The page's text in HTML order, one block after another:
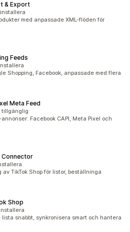
& Export
med anpassade XML-flöden för
Feeds
Shopping, Facebook, anpassade med flera
Meta Feed
tillgänglig
Facebook CAPI, Meta Pixel och
TikTok Shop för listor, beställninga
Shop
lista snabbt, synkronisera smart och hantera